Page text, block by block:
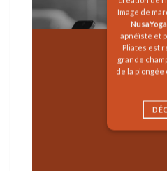
Image de
NusaYoga
apnéïste et
Pliates est
grande
de la